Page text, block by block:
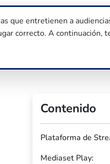
que entretienen a
correcto. A continuación,
Contenido
Plataforma de
Mediaset Play: